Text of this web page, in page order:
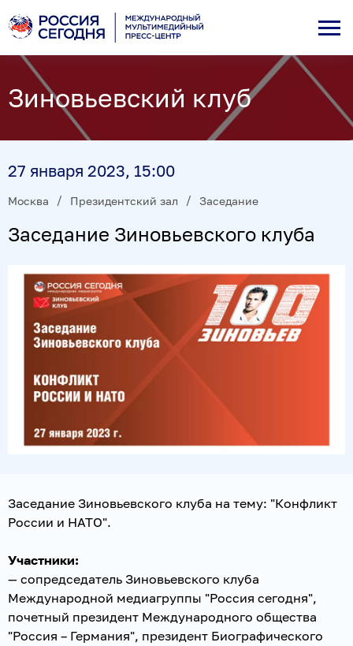
Зиновьевский клуб
27 января 2023, 15:00
Москва Президентский зал Заседание
Заседание Зиновьевского клуба
Заседание Зиновьевского клуба на тему: "Конфликт
России и НАТО".
Участники:
— сопредседатель Зиновьевского клуба
Международной медиагруппы "Россия сегодня",
почетный президент Международного общества
"Россия – Германия", президент Биографического